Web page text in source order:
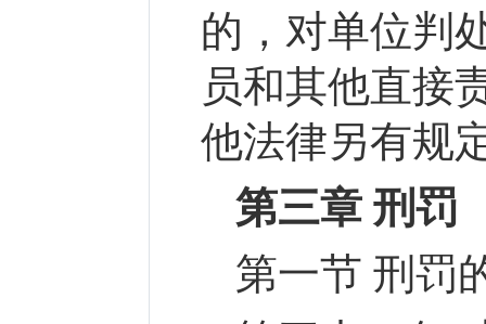
的，对单位判
员和其他直接
他法律另有规
第三章 刑罚
第一节 刑罚